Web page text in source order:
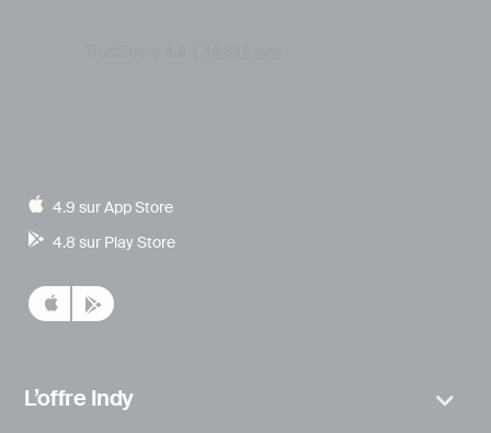
4.9 sur App Store
4.8 sur Play Store
L’offre Indy